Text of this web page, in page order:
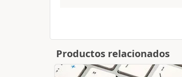
Productos relacionados